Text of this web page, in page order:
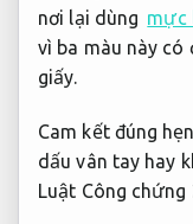
nơi lại dùng mực
vì ba màu này có
giấy.
Cam kết đúng
dấu vân tay hay
Luật Công chứng